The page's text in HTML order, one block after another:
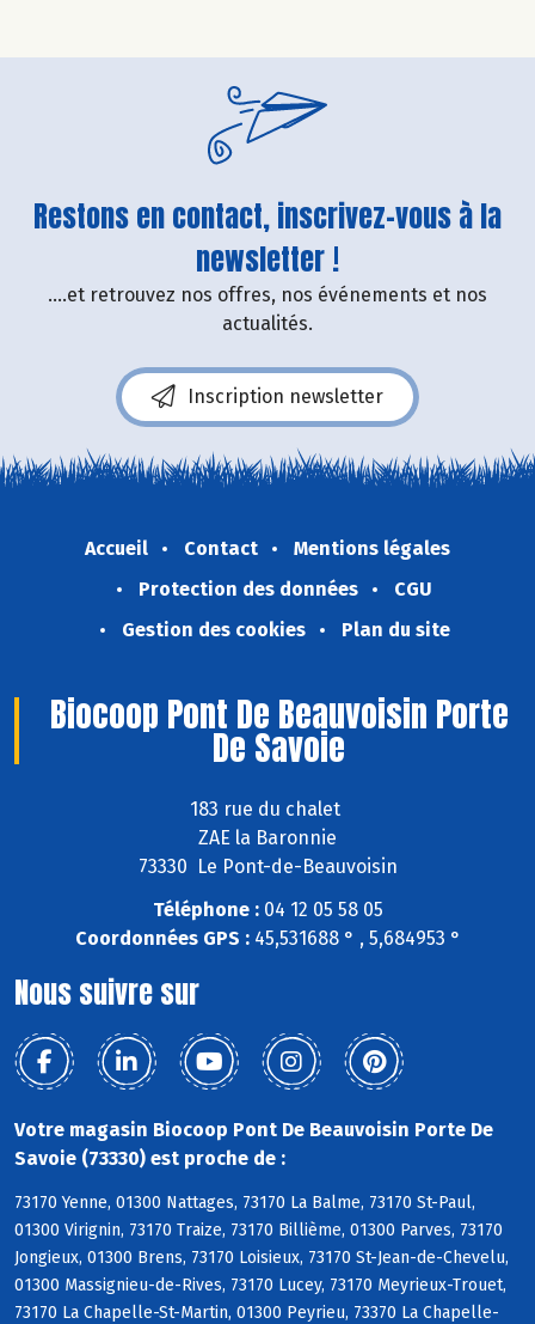
Restons en contact, inscrivez-vous à la
newsletter !
....et retrouvez nos offres, nos événements et nos
actualités.
Inscription newsletter
Accueil Contact
Mentions légales
Protection des données
CGU
Gestion des cookies
Plan du site
Biocoop Pont De Beauvoisin Porte
De Savoie
183 rue du chalet
ZAE la Baronnie
73330 Le Pont-de-Beauvoisin
Téléphone :04 12 05 58 05
Coordonnées GPS :45,531688 ° , 5,684953 °
Nous suivre sur
Votre magasin Biocoop Pont De Beauvoisin Porte De
Savoie (73330) est proche de :
73170 Yenne, 01300 Nattages, 73170 La Balme, 73170 St-Paul,
01300 Virignin, 73170 Traize, 73170 Billième, 01300 Parves, 73170
Jongieux, 01300 Brens, 73170 Loisieux, 73170 St-Jean-de-Chevelu,
01300 Massignieu-de-Rives, 73170 Lucey, 73170 Meyrieux-Trouet,
73170 La Chapelle-St-Martin, 01300 Peyrieu, 73370 La Chapelle-